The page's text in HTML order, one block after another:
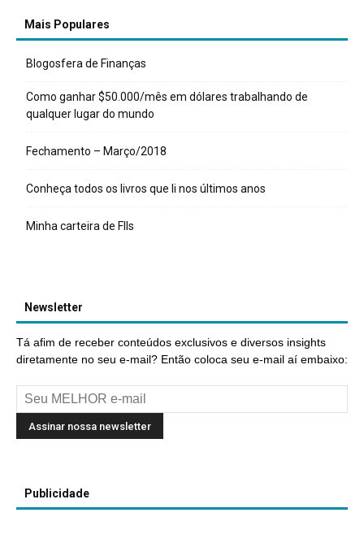
Mais Populares
Blogosfera de Finanças
Como ganhar $50.000/mês em dólares trabalhando de
qualquer lugar do mundo
Fechamento – Março/2018
Conheça todos os livros que li nos últimos anos
Minha carteira de FIIs
Newsletter
Tá afim de receber conteúdos exclusivos e diversos insights
diretamente no seu e-mail? Então coloca seu e-mail aí embaixo:
Publicidade